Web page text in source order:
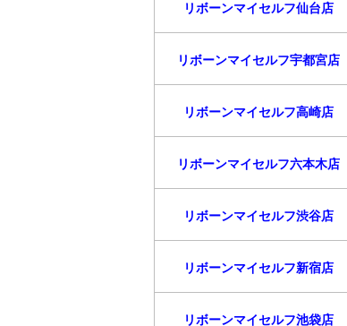
リボーンマイセルフ仙台店
リボーンマイセルフ宇都宮店
リボーンマイセルフ高崎店
リボーンマイセルフ六本木店
リボーンマイセルフ渋谷店
リボーンマイセルフ新宿店
リボーンマイセルフ池袋店